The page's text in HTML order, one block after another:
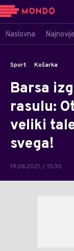
Naslovna Najnovije
Sport Košarka
Barsa
rasulu:
veliki
svega!
19.08.2021. / 15:30